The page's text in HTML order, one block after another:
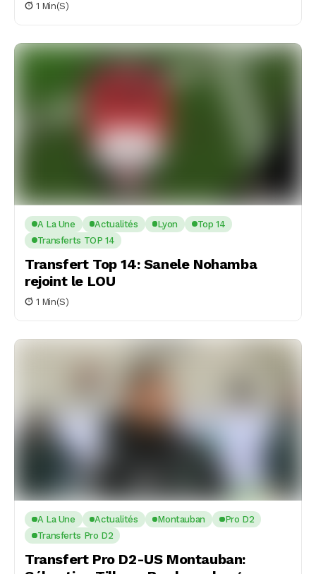
1 Min(s)
A La Une Actualités Lyon
Top 14
Transferts TOP 14
Transfert Top 14: Sanele Nohamba
rejoint le LOU
1 Min(s)
A La Une Actualités Montauban
Pro D2
Transferts Pro D2
Transfert Pro D2-US Montauban: